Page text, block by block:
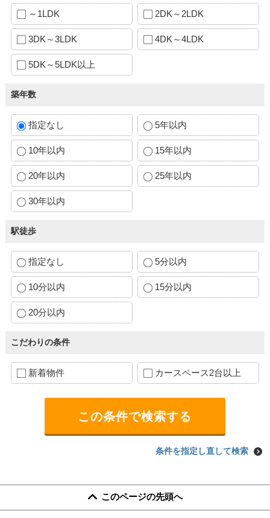
～1LDK 2DK～2LDK
3DK～3LDK 4DK～4LDK
5DK～5LDK以上
築年数
指定なし 5年以内
10年以内 15年以内
20年以内 25年以内
30年以内
駅徒歩
指定なし 5分以内
10分以内 15分以内
20分以内
こだわりの条件
新着物件 カースペース2台以上
条件を指定し直して検索
このページの先頭へ